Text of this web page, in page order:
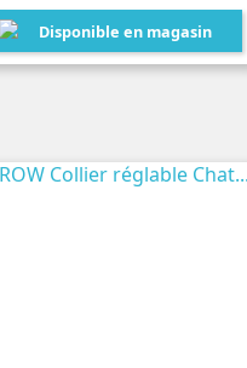
Disponible en magasin